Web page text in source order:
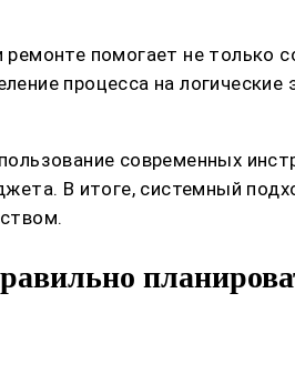
помогает не только
процесса на
современных
В итоге, системный